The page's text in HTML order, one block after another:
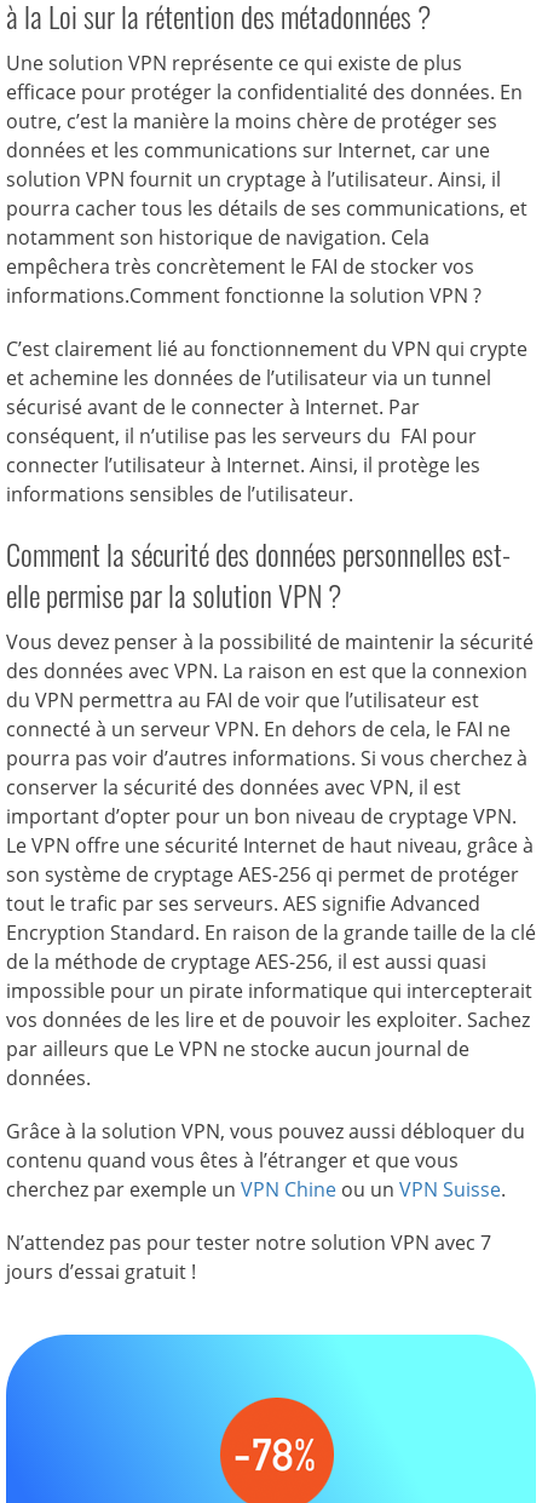
à la Loi sur la rétention des métadonnées ?
Une solution VPN représente ce qui existe de plus
efficace pour protéger la confidentialité des données. En
outre, c’est la manière la moins chère de protéger ses
données et les communications sur Internet, car une
solution VPN fournit un cryptage à l’utilisateur. Ainsi, il
pourra cacher tous les détails de ses communications, et
notamment son historique de navigation. Cela
empêchera très concrètement le FAI de stocker vos
informations.Comment fonctionne la solution VPN ?
C’est clairement lié au fonctionnement du VPN qui crypte
et achemine les données de l’utilisateur via un tunnel
sécurisé avant de le connecter à Internet. Par
conséquent, il n’utilise pas les serveurs du FAI pour
connecter l’utilisateur à Internet. Ainsi, il protège les
informations sensibles de l’utilisateur.
Comment la sécurité des données personnelles est-
elle permise par la solution VPN ?
Vous devez penser à la possibilité de maintenir la sécurité
des données avec VPN. La raison en est que la connexion
du VPN permettra au FAI de voir que l’utilisateur est
connecté à un serveur VPN. En dehors de cela, le FAI ne
pourra pas voir d’autres informations. Si vous cherchez à
conserver la sécurité des données avec VPN, il est
important d’opter pour un bon niveau de cryptage VPN.
Le VPN offre une sécurité Internet de haut niveau, grâce à
son système de cryptage AES-256 qi permet de protéger
tout le trafic par ses serveurs. AES signifie Advanced
Encryption Standard. En raison de la grande taille de la clé
de la méthode de cryptage AES-256, il est aussi quasi
impossible pour un pirate informatique qui intercepterait
vos données de les lire et de pouvoir les exploiter. Sachez
par ailleurs que Le VPN ne stocke aucun journal de
données.
Grâce à la solution VPN, vous pouvez aussi débloquer du
contenu quand vous êtes à l’étranger et que vous
cherchez par exemple un VPN Chine ou un VPN Suisse.
N’attendez pas pour tester notre solution VPN avec 7
jours d’essai gratuit !